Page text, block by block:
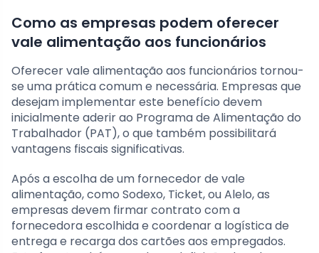
Como as empresas podem oferecer
vale alimentação aos funcionários
Oferecer vale alimentação aos funcionários tornou-
se uma prática comum e necessária. Empresas que
desejam implementar este benefício devem
inicialmente aderir ao Programa de Alimentação do
Trabalhador (PAT), o que também possibilitará
vantagens fiscais significativas.
Após a escolha de um fornecedor de vale
alimentação, como Sodexo, Ticket, ou Alelo, as
empresas devem firmar contrato com a
fornecedora escolhida e coordenar a logística de
entrega e recarga dos cartões aos empregados.